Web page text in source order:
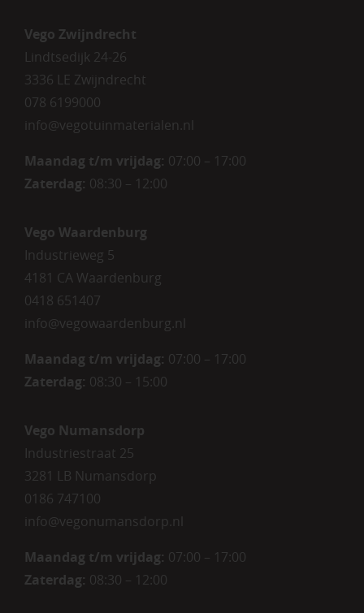
Vego Zwijndrecht
Lindtsedijk 24-26
3336 LE Zwijndrecht
078 6199000
info@vegotuinmaterialen.nl
Maandag t/m vrijdag: 07:00 – 17:00
Zaterdag: 08:30 – 12:00
Vego Waardenburg
Industrieweg 5
4181 CA Waardenburg
0418 651407
info@vegowaardenburg.nl
Maandag t/m vrijdag: 07:00 – 17:00
Zaterdag: 08:30 – 15:00
Vego Numansdorp
Industriestraat 25
3281 LB Numansdorp
0186 747100
info@vegonumansdorp.nl
Maandag t/m vrijdag: 07:00 – 17:00
Zaterdag: 08:30 – 12:00